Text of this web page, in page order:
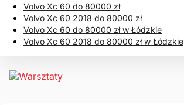
Volvo Xc 60 do 80000 zł
Volvo Xc 60 2018 do 80000 zł
Volvo Xc 60 do 80000 zł w Łódzkie
Volvo Xc 60 2018 do 80000 zł w Łódzkie